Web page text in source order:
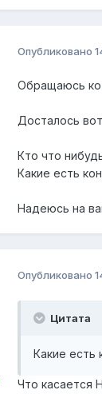
Опубликовано
Обращаюсь ко
Досталось
Кто что
Какие есть
Надеюсь на
Опубликовано
Цитата
Какие есть
Что касается